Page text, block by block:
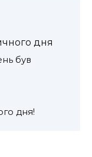
дня
був
дня!